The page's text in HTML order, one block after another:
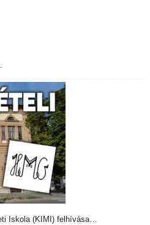
Iskola (KIMI) felhívása…